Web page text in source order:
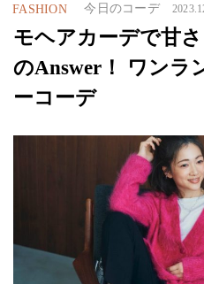
FASHION 今日のコーデ
モヘアカーデで甘
のAnswer！ ワンラ
ーコーデ